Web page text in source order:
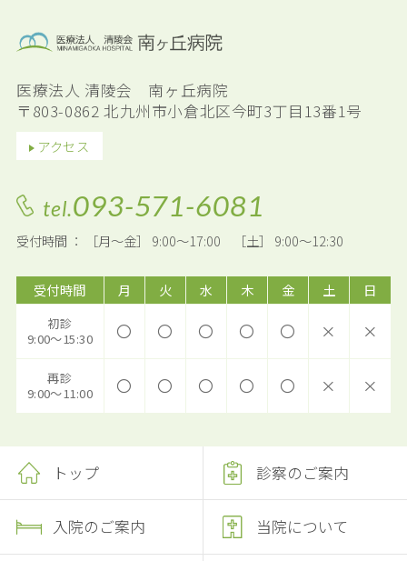
医療法人 清陵会 南ヶ丘病院
〒803-0862 北九州市小倉北区今町3丁目13番1号
アクセス
tel.093-571-6081
受付時間 ： ［月～金］ 9:00～17:00 ［土］ 9:00～12:30
受付時間 月 火 水 木 金 土 日
初診
9:00～15:30
〇 〇 〇 〇 〇 × ×
再診
9:00～11:00
〇 〇 〇 〇 〇 × ×
トップ 診察のご案内
入院のご案内 当院について